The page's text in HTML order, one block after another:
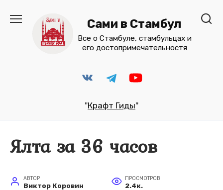
содержанию
Сами в Стамбул
Все о Стамбуле, стамбульцах и
его достопримечательностя
"Крафт Гиды"
Ялта за 36 часов
АВТОР
Виктор Коровин
ПРОСМОТРОВ
2.4к.